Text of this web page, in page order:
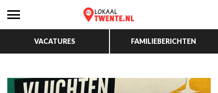
VACATURES FAMILIEBERICHTEN